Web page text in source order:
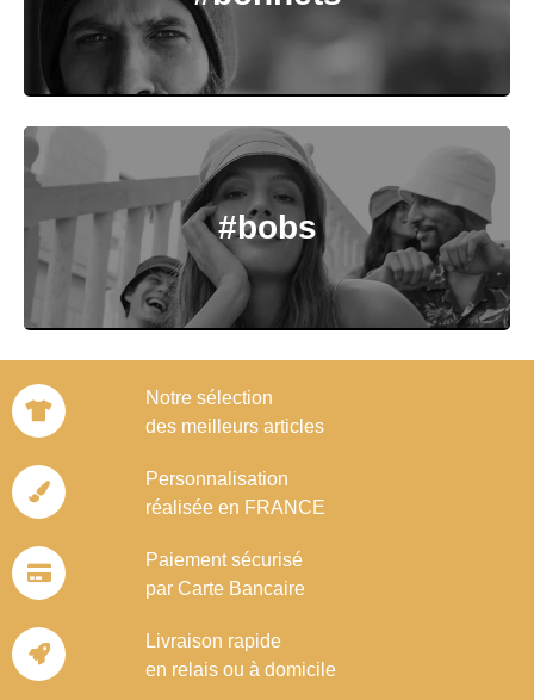
#bobs
Notre sélection
des meilleurs articles
Personnalisation
réalisée en FRANCE
Paiement sécurisé
par Carte Bancaire
Livraison rapide
en relais ou à domicile